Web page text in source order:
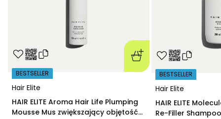
Hair Elite
BESTSELLER
HAIR ELITE Aroma Hair Life Plumping
Mousse Mus zwiększający objętość
Hair Elite
BESTSELLER
HAIR ELITE
Re-Filler